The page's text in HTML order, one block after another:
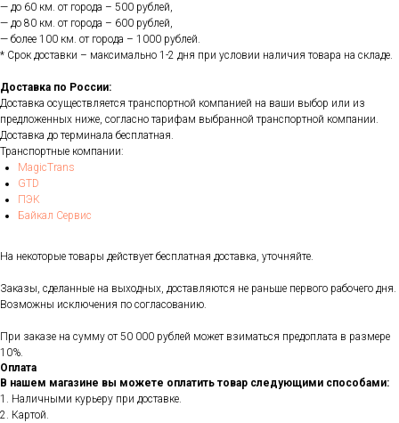
— до 60 км. от города – 500 рублей,
— до 80 км. от города – 600 рублей,
— более 100 км. от города – 1000 рублей.
* Срок доставки – максимально 1-2 дня при условии наличия товара на складе.
Доставка по России:
Доставка осуществляется транспортной компанией на ваши выбор или из
предложенных ниже, согласно тарифам выбранной транспортной компании.
Доставка до терминала бесплатная.
Транспортные компании:
MagicTrans
GTD
ПЭК
Байкал Сервис
На некоторые товары действует бесплатная доставка, уточняйте.
Заказы, сделанные на выходных, доставляются не раньше первого рабочего дня.
Возможны исключения по согласованию.
При заказе на сумму от 50 000 рублей может взиматься предоплата в размере
10%.
Оплата
В нашем магазине вы можете оплатить товар следующими способами:
1. Наличными курьеру при доставке.
2. Картой.